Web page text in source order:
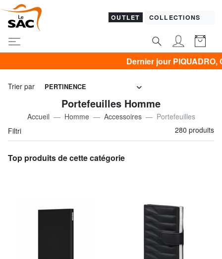
OUTLET COLLECTIONS
Dernier jour PIQUADRO, GUESS, SAMSONITE,
Trier par PERTINENCE
Portefeuilles Homme
Accueil Homme Accessoires
Portefeuilles
Filtri
280 produits
Top produits de cette catégorie